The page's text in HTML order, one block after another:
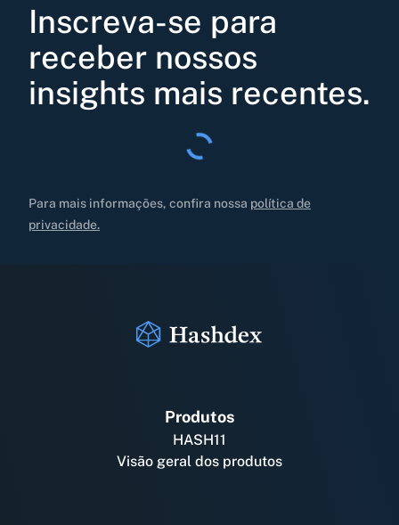
Inscreva-se para
receber nossos
insights mais recentes.
Para mais informações, confira nossa política de
privacidade.
Produtos
HASH11
Visão geral dos produtos